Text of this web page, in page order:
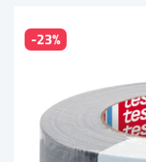
-23%